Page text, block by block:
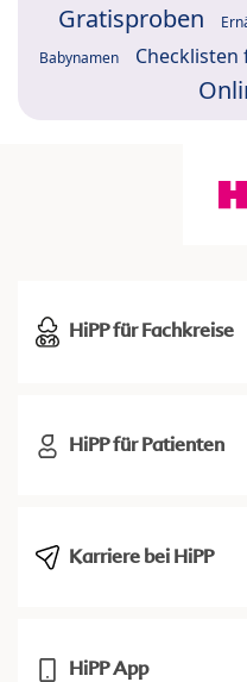
Gratisproben
Babynamen Checklisten
HiPP für Fachkreise
HiPP für Patienten
Karriere bei HiPP
HiPP App